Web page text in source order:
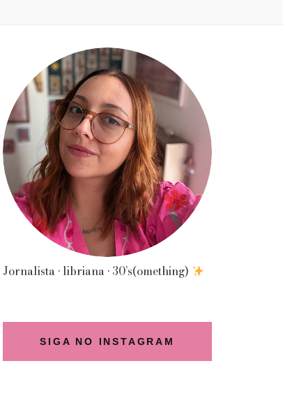
Jornalista • libriana • 30’s(omething)
SIGA NO INSTAGRAM